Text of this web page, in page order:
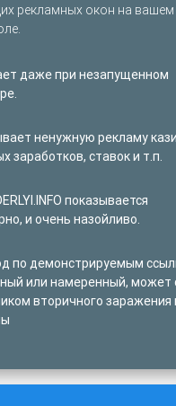
рекламных окон на вашем
даже при незапущенном
ненужную рекламу
заработков, ставок и т.п.
показывается
и очень назойливо.
по демонстрируемым
или намеренный, может
вторичного